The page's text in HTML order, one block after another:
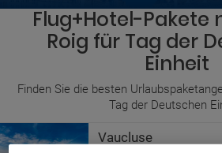
Flug+Hotel-Pakete
Roig für Tag der
Einheit
Finden Sie die besten
Tag der Deutschen
Vaucluse